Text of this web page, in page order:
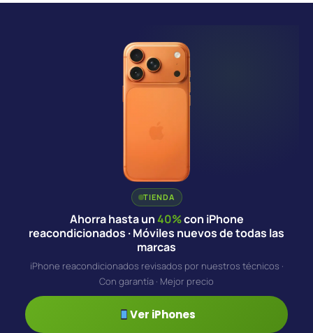
TIENDA
Ahorra hasta un40%con iPhone
reacondicionados · Móviles nuevos de todas las
marcas
iPhone reacondicionados revisados por nuestros técnicos ·
Con garantía · Mejor precio
Ver iPhones